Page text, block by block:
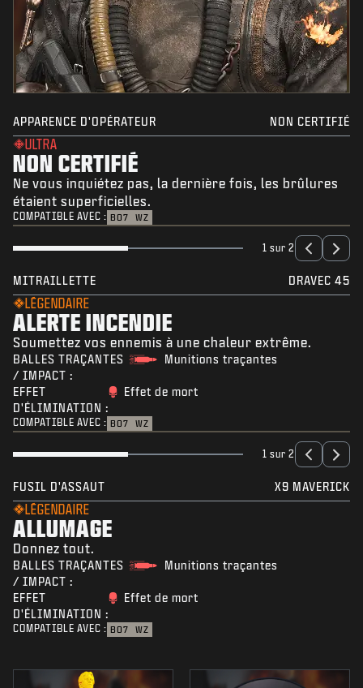
APPARENCE D'OPÉRATEUR NON CERTIFIÉ
ULTRA
NON CERTIFIÉ
Ne vous inquiétez pas, la dernière fois, les brûlures
étaient superficielles.
COMPATIBLE AVEC : BO7 WZ
1 sur 2
MITRAILLETTE DRAVEC 45
LÉGENDAIRE
ALERTE INCENDIE
Soumettez vos ennemis à une chaleur extrême.
BALLES TRAÇANTES
/ IMPACT :
Munitions traçantes
EFFET
D'ÉLIMINATION :
Effet de mort
COMPATIBLE AVEC : BO7 WZ
1 sur 2
FUSIL D'ASSAUT X9 MAVERICK
LÉGENDAIRE
ALLUMAGE
Donnez tout.
BALLES TRAÇANTES
/ IMPACT :
Munitions traçantes
EFFET
D'ÉLIMINATION :
Effet de mort
COMPATIBLE AVEC : BO7 WZ